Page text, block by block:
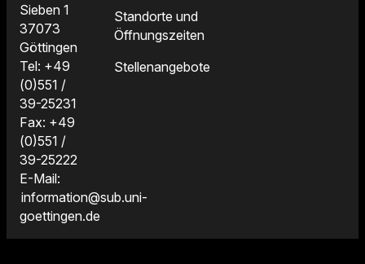
Sieben 1
37073
Göttingen
Tel: +49
(0)551 /
39-25231
Fax: +49
(0)551 /
39-25222
E-Mail:
information@sub.uni-
goettingen.de
Standorte und
Öffnungszeiten
Stellenangebote